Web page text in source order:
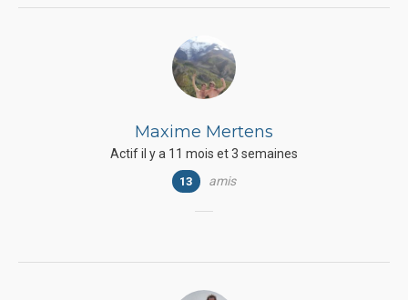
Maxime Mertens
Actif il y a 11 mois et 3 semaines
13 amis